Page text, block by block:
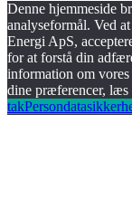
Denne hjemmeside
analyseformål. Ved
Energi ApS,
for at forstå din
information om
dine præferencer, læs
tak